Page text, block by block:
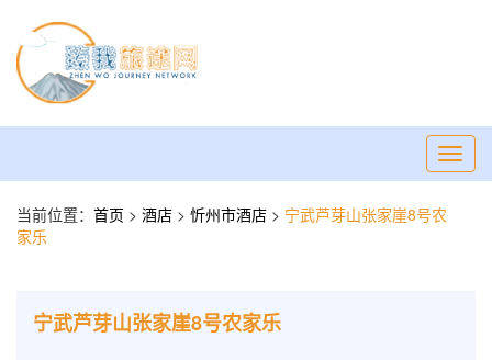
当前位置： 首页 > 酒店 > 忻州市酒店 > 宁武芦芽山张家崖8号农
家乐
宁武芦芽山张家崖8号农家乐